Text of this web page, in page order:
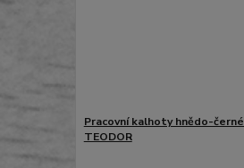
Pracovní kalhoty hnědo-černé
TEODOR